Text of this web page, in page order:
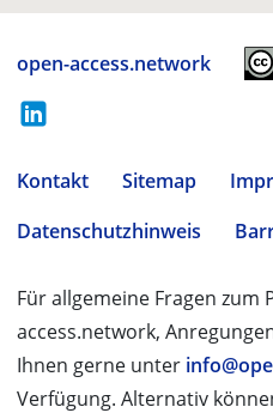
open-access.network
Kontakt Sitemap
Datenschutzhinweis
Für allgemeine Fragen zum
access.network,
Ihnen gerne unter
Verfügung. Alternativ